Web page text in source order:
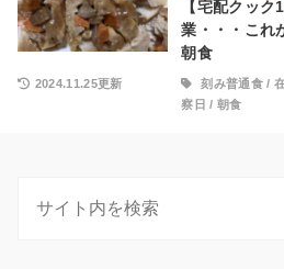
【宅配クッ
業・・・これ
朝食
2024.11.25更新 刻み普通食/
察日 / 朝食